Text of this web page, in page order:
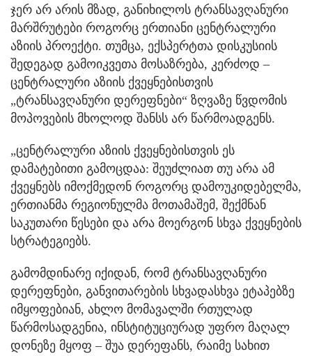
ჯერ არ არის მზად, განიხილოს ტრანსავღანური
მარშრუტები როგორც ერთიანი ცენტრალური
აზიის პროექტი. თუმცა, ექსპერტთა დისკუსიის
შედეგად გამოიკვეთა მოსაზრება, კერძოდ –
ცენტრალური აზიის ქვეყნებისთვის
„ტრანსავღანური დერეფნები“ ზღვაზე წვდომის
მოპოვების მხოლოდ შანსს არ წარმოადგენს.
„ცენტრალური აზიის ქვეყნებისთვის ეს
დამატებითი გამოცდაა: შეუძლიათ თუ არა ამ
ქვეყნებს იმოქმედონ როგორც დამოუკიდებელმა,
ერთიანმა რეგიონულმა მოთამაშემ, შექმნან
საკუთარი წესები და არა მოერგონ სხვა ქვეყნების
სტრატეგიებს.
გამომდინარე იქიდან, რომ ტრანსავღანური
დერეფნები, განვითარების სხვადასხვა ეტაპებზე
იმყოფებიან, ახლო მომავალში რთულად
წარმოსადგენია, ინსტიტუციურად უფრო მაღალ
დონეზე მყოფ – შუა დერეფანს, რაიმე სახით